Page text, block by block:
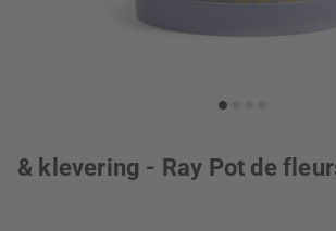
& klevering - Ray Pot de